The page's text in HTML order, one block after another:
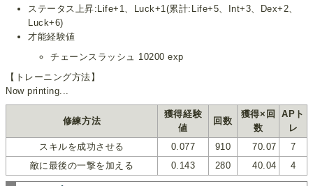
ステータス上昇:Life+1、Luck+1(累計:Life+5、Int+3、Dex+2、
Luck+6)
才能経験値
チェーンスラッシュ 10200 exp
【トレーニング方法】
Now printing...
修練方法
獲得経験
値
回数
獲得×回
数
APト
レ
スキルを成功させる
0.077 910 70.07
7
敵に最後の一撃を加える
0.143 280 40.04 4